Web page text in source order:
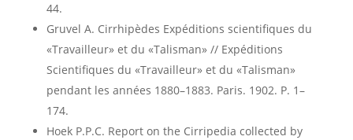
44.
Gruvel A. Cirrhipèdes Expéditions scientifiques du
«Travailleur» et du «Talisman» // Expéditions
Scientifiques du «Travailleur» et du «Talisman»
pendant les années 1880–1883. Paris. 1902. P. 1–
174.
Hoek P.P.C. Report on the Cirripedia collected by